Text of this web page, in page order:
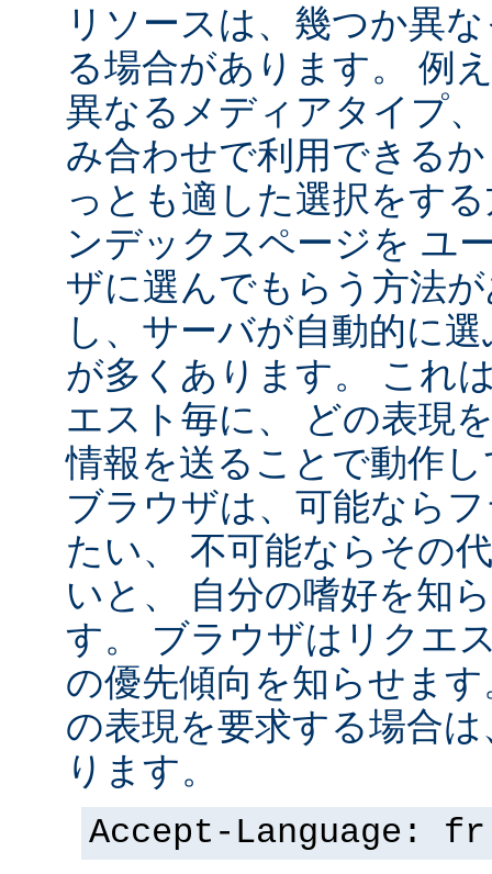
リソースは、幾つか異
る場合があります。 例
異なるメディアタイプ
み合わせで利用できる
っとも適した選択をす
ンデックスページを ユ
ザに選んでもらう方法
し、サーバが自動的に
が多くあります。 これ
エスト毎に、 どの表現
情報を送ることで動作
ブラウザは、可能なら
たい、 不可能ならその
いと、 自分の嗜好を知
す。 ブラウザはリクエ
の優先傾向を知らせま
の表現を要求する場合
ります。
Accept-Language: fr